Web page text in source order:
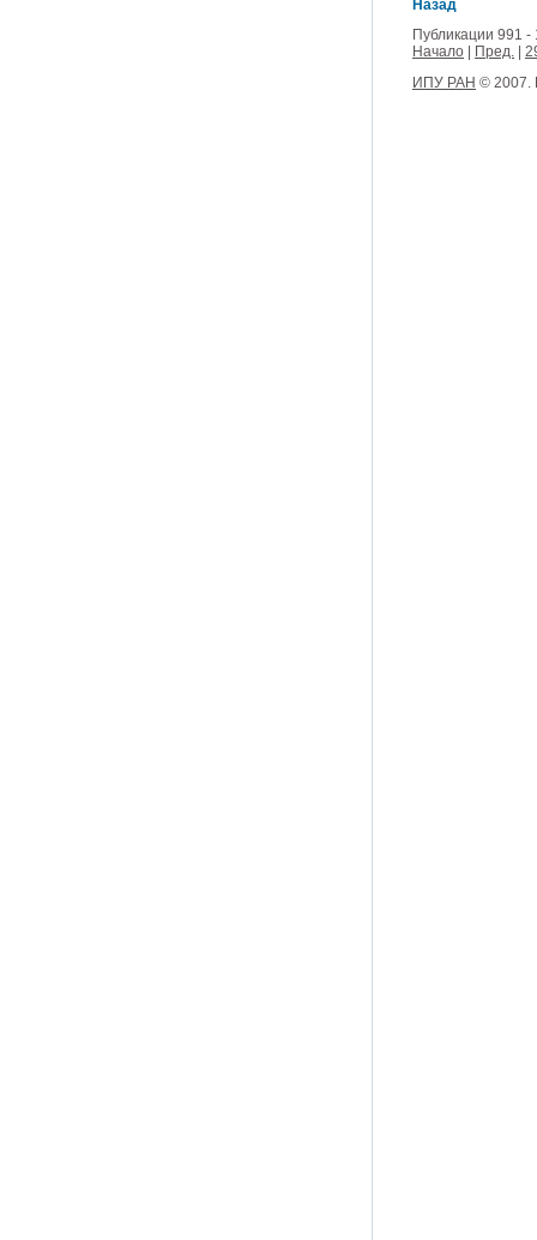
Назад
Публикации 991 -
Начало
Пред.
ИПУ РАН © 2007.